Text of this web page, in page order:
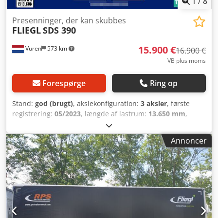
Vuren 573 km
Presenninger, der kan skubbes
FLIEGLSDS 390
15.900 €16.900 €
VB plus moms
Forespørge Ring op
Stand: god (brugt), akslekonfiguration: 3 aksler, første
registrering: 05/2023, længde af lastrum: 13.650 mm,
, lastepladshøjde:
samlet længde:13.900 mm, samlet bredde:2.550 mm,
total højde:4.000 mm, affjedring:luft, dækstørrelse:
435/50R19,5, farve:anden, Produktionsår:2023, Udstyr:
ABS, = Yderligere muligheder og tilbehør = - EBS =
Bemærkninger = Antal aksler: 3, egenvægt: 6080 kg,
totalvægt: 39000 kg, type af chassis: fuldt chassis, kingpin-
størrelse: 2 tommer, affjedringstype: luftaffjedring, ABS,
EBS, opbygningsår: 2023, materiale til sidevæg:
presenning, toldsnor, skydetag, akseltype: SAF = Yderligere
Annoncer